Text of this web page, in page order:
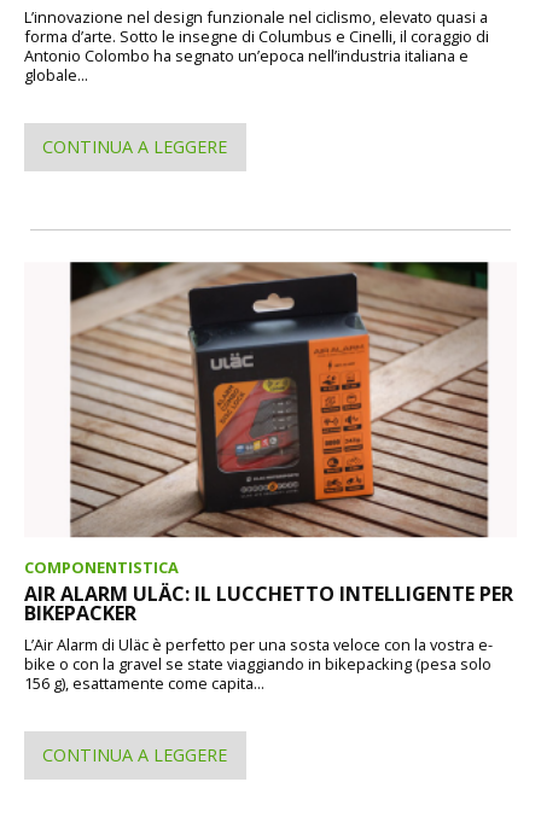
L’innovazione nel design funzionale nel ciclismo, elevato quasi a
forma d’arte. Sotto le insegne di Columbus e Cinelli, il coraggio di
Antonio Colombo ha segnato un’epoca nell’industria italiana e
globale...
CONTINUA A LEGGERE
COMPONENTISTICA
AIR ALARM ULÄC: IL LUCCHETTO INTELLIGENTE PER
BIKEPACKER
L’Air Alarm di Uläc è perfetto per una sosta veloce con la vostra e-
bike o con la gravel se state viaggiando in bikepacking (pesa solo
156 g), esattamente come capita...
CONTINUA A LEGGERE